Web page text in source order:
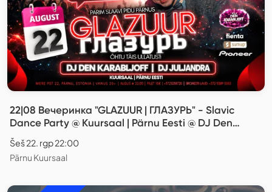
22|08 Вечеринка "GLAZUUR | ГЛАЗУРЬ" - Slavic
Dance Party @ Kuursaal | Pärnu Eesti @ DJ Den
Karabljoff & DJ JuljAndra
Šeš 22. rgp 22:00
Pärnu Kuursaal